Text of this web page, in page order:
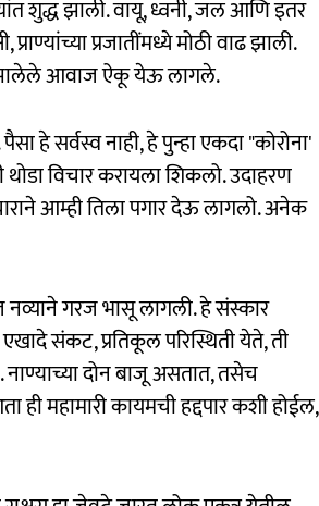
शुद्ध झाली. वायू, ध्वनी, जल आणि इतर
प्रजातींमध्ये मोठी वाढ झाली.
झालेले आवाज ऐकू येऊ लागले.
हे सर्वस्व नाही, हे पुन्हा एकदा "कोरोना'
विचार करायला शिकलो. उदाहरण
आम्ही तिला पगार देऊ लागलो. अनेक
गरज भासू लागली. हे संस्कार
संकट, प्रतिकूल परिस्थिती येते, ती
दोन बाजू असतात, तसेच
महामारी कायमची हद्दपार कशी होईल,